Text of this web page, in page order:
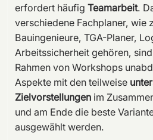
erfordert häufig Teamarbeit.
verschiedene Fachplaner, wie
Bauingenieure, TGA-Planer,
Arbeitssicherheit gehören,
Rahmen von Workshops
Aspekte mit den teilweise
Zielvorstellungenim
und am Ende die beste
ausgewählt werden.